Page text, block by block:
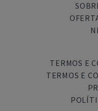
TERMOS E
TERMOS E